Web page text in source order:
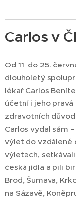
Carlos v
Od 11. do 25.
dlouholetý
lékař Carlos
účetní i jeho pravá
zdravotních
Carlos vydal sám
výlet do vzdálené
výletech,
česká jídla a pili
Brod, Šumava,
na Sázavě,